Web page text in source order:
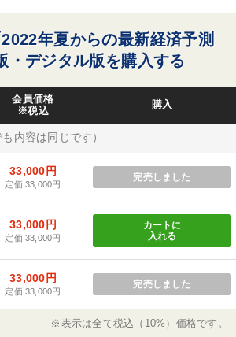
の金融経済研究所を経て、ドイ
イギリス・ロンドン大学へ留学。
研究所でエコノミストとして活躍
のチェースインヴェスターズで
ャーとなる。そこで、市場原理に
資方法によって、抜群の成績を上
のＡＩＧグローバルインヴェス
ンティングされる。１９８９年に
オオタケ・ウリザール＆コーポ
ーヨーク郊外に設立、代表取締役
年夏からの最新経済予測
・デジタル版を購入する
会員価格
※税込
購入
も内容は同じです）
33,000円
定価 33,000円
完売しました
33,000円
定価 33,000円
カートに
入れる
33,000円
定価 33,000円
完売しました
※表示は全て税込（10%）価格です。